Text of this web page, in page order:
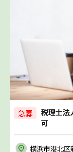
急募
税理士
可
横浜市港北